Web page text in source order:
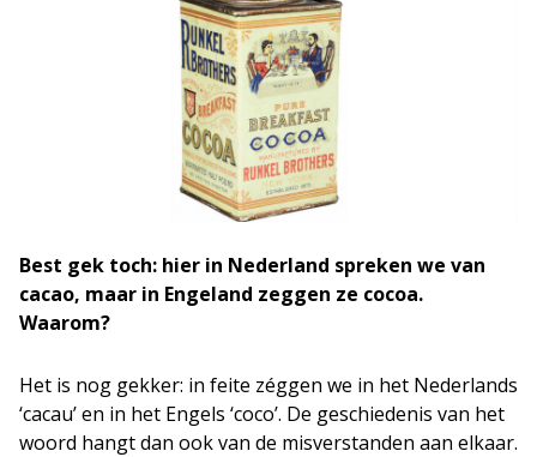
Best gek toch: hier in Nederland spreken we van
cacao, maar in Engeland zeggen ze cocoa.
Waarom?
Het is nog gekker: in feite zéggen we in het Nederlands
‘cacau’ en in het Engels ‘coco’. De geschiedenis van het
woord hangt dan ook van de misverstanden aan elkaar.